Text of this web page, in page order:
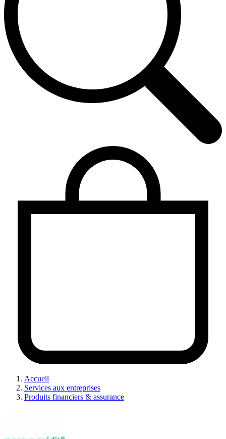
Accueil
Services aux entreprises
Produits financiers & assurance